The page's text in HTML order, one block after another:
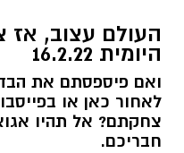
העולם עצוב, אז
היומית 16.2.22
ואם פיספסתם את
לאחור כאן או
צחקתם? אל תהיו
חבריכם.